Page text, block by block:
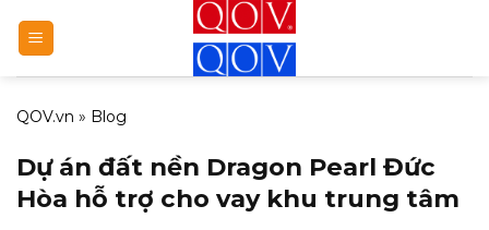
qua
nội
dung
QOV.vn » Blog
Dự án đất nền Dragon Pearl Đức
Hòa hỗ trợ cho vay khu trung tâm